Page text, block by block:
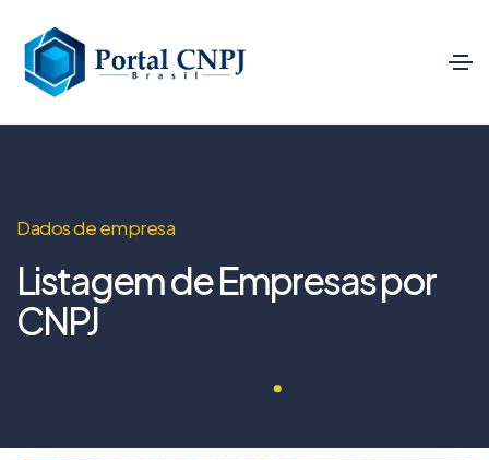
Dados de empresa
Listagem de Empresas por
CNPJ